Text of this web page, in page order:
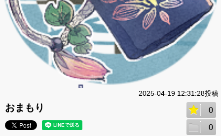
2025-04-19 12:31:28投稿
おまもり 0
0